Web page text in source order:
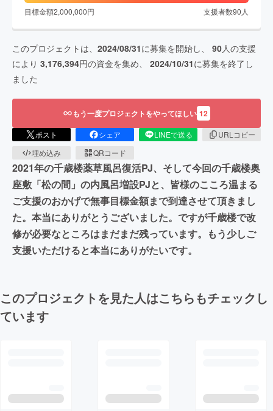
目標金額2,000,000円 支援者数90 人
このプロジェクトは、 2024/08/31に募集を開始し、 90人の支援
により 3,176,394円の資金を集め、 2024/10/31に募集を終了し
ました
もう一度プロジェクトをやってほしい 12
ポスト シェア LINEで送る
URLコピー
埋め込み
QRコード
2021年の千歳楼薬草風呂復活PJ、そして今回の千歳楼奥
座敷「松の間」の内風呂増設PJと、皆様のこころ温まる
ご支援のおかげで無事目標金額まで到達させて頂きまし
た。本当にありがとうございました。ですが千歳楼で改
修が必要なところはまだまだ残っています。もう少しご
支援いただけると本当にありがたいです。
このプロジェクトを見た人はこちらもチェックし
ています